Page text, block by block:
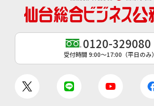
0120-329080
受付時間 9:00〜17:00（平日のみ）